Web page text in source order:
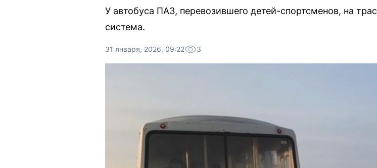
У автобуса ПАЗ, перевозившего детей-спортсменов, на
система.
31 января, 2026, 09:22 3